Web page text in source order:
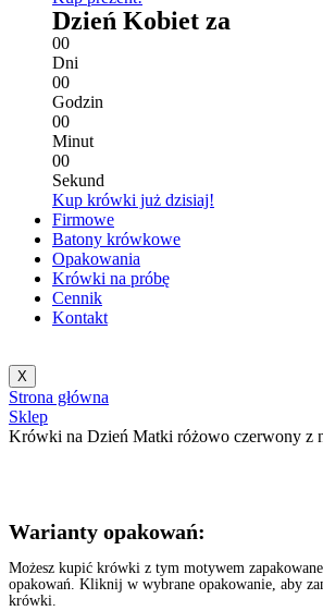
Dzień Kobiet za
00
Dni
00
Godzin
00
Minut
00
Sekund
Kup krówki już dzisiaj!
Firmowe
Batony krówkowe
Opakowania
Krówki na próbę
Cennik
Kontakt
X
Strona główna
Sklep
Krówki na Dzień Matki różowo czerwony z
Warianty opakowań:
Możesz kupić krówki z tym motywem
opakowań. Kliknij w wybrane opakowanie, aby
krówki.